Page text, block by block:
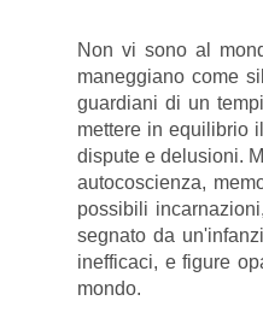
Non vi sono al
maneggiano come
guardiani di un
mettere in equilibrio
dispute e delusioni.
autocoscienza,
possibili
segnato da
inefficaci, e figure
mondo.